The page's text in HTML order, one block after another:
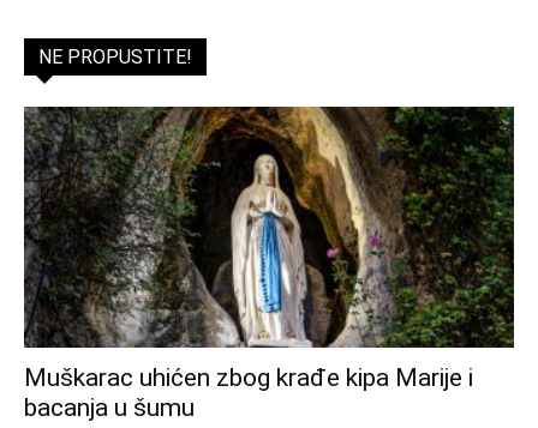
NE PROPUSTITE!
Muškarac uhićen zbog krađe kipa Marije i
bacanja u šumu